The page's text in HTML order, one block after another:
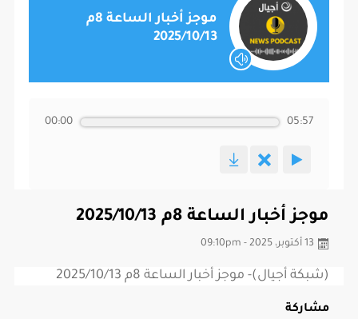
موجز أخبار الساعة 8م
2025/10/13
00:00 05:57
موجز أخبار الساعة 8م 2025/10/13
13 أكتوبر، 2025 - 09:10pm
(شبكة أجيال)- موجز أخبار الساعة 8م 2025/10/13
مشاركة